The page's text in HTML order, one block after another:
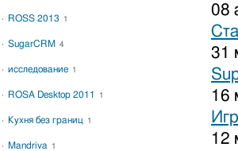
08
31
16
12
ROSS 2013 1
SugarCRM 4
исследование 1
ROSA Desktop 2011 1
Кухня без границ 1
Mandriva 1